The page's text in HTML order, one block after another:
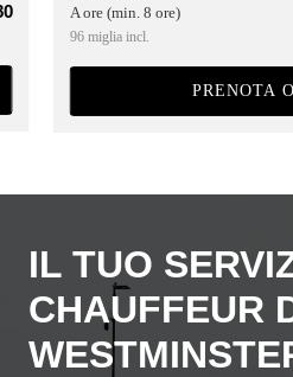
A ore (min. 8 ore)
96 miglia incl.
PRENOTA
IL TUO
CHAUFFEUR